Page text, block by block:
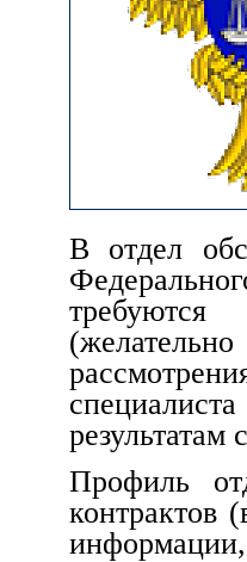
В отдел
результатам
Профиль
контрактов